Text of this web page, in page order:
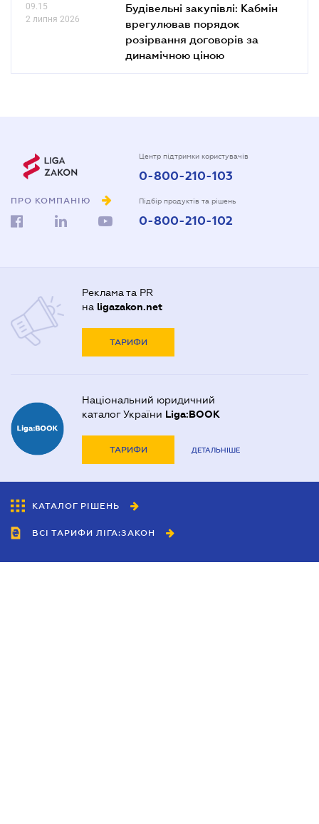
09.15
2 липня 2026
Будівельні закупівлі: Кабмін
врегулював порядок
розірвання договорів за
динамічною ціною
ПРО КОМПАНІЮ
Центр підтримки користувачів
0-800-210-103
Підбір продуктів та рішень
0-800-210-102
Реклама та PR
на ligazakon.net
ТАРИФИ
Національний юридичний
каталог України Liga:BOOK
ТАРИФИ ДЕТАЛЬНІШЕ
КАТАЛОГ РІШЕНЬ
ВСІ ТАРИФИ ЛІГА:ЗАКОН